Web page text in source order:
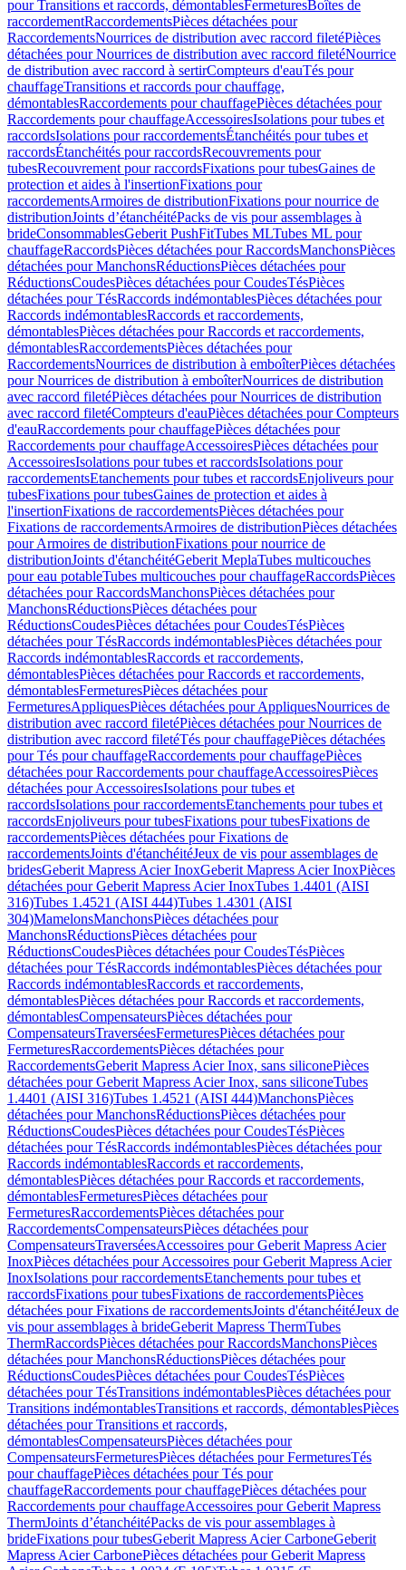
pour Transitions et raccords, démontablesFermeturesBoîtes de
raccordementRaccordementsPièces détachées pour
RaccordementsNourrices de distribution avec raccord filetéPièces
détachées pour Nourrices de distribution avec raccord filetéNourrice
de distribution avec raccord à sertirCompteurs d'eauTés pour
chauffageTransitions et raccords pour chauffage,
démontablesRaccordements pour chauffagePièces détachées pour
Raccordements pour chauffageAccessoiresIsolations pour tubes et
raccordsIsolations pour raccordementsÉtanchéités pour tubes et
raccordsÉtanchéités pour raccordsRecouvrements pour
tubesRecouvrement pour raccordsFixations pour tubesGaines de
protection et aides à l'insertionFixations pour
raccordementsArmoires de distributionFixations pour nourrice de
distributionJoints d’étanchéitéPacks de vis pour assemblages à
brideConsommablesGeberit PushFitTubes MLTubes ML pour
chauffageRaccordsPièces détachées pour RaccordsManchonsPièces
détachées pour ManchonsRéductionsPièces détachées pour
RéductionsCoudesPièces détachées pour CoudesTésPièces
détachées pour TésRaccords indémontablesPièces détachées pour
Raccords indémontablesRaccords et raccordements,
démontablesPièces détachées pour Raccords et raccordements,
démontablesRaccordementsPièces détachées pour
RaccordementsNourrices de distribution à emboîterPièces détachées
pour Nourrices de distribution à emboîterNourrices de distribution
avec raccord filetéPièces détachées pour Nourrices de distribution
avec raccord filetéCompteurs d'eauPièces détachées pour Compteurs
d'eauRaccordements pour chauffagePièces détachées pour
Raccordements pour chauffageAccessoiresPièces détachées pour
AccessoiresIsolations pour tubes et raccordsIsolations pour
raccordementsEtanchements pour tubes et raccordsEnjoliveurs pour
tubesFixations pour tubesGaines de protection et aides à
l'insertionFixations de raccordementsPièces détachées pour
Fixations de raccordementsArmoires de distributionPièces détachées
pour Armoires de distributionFixations pour nourrice de
distributionJoints d'étanchéitéGeberit MeplaTubes multicouches
pour eau potableTubes multicouches pour chauffageRaccordsPièces
détachées pour RaccordsManchonsPièces détachées pour
ManchonsRéductionsPièces détachées pour
RéductionsCoudesPièces détachées pour CoudesTésPièces
détachées pour TésRaccords indémontablesPièces détachées pour
Raccords indémontablesRaccords et raccordements,
démontablesPièces détachées pour Raccords et raccordements,
démontablesFermeturesPièces détachées pour
FermeturesAppliquesPièces détachées pour AppliquesNourrices de
distribution avec raccord filetéPièces détachées pour Nourrices de
distribution avec raccord filetéTés pour chauffagePièces détachées
pour Tés pour chauffageRaccordements pour chauffagePièces
détachées pour Raccordements pour chauffageAccessoiresPièces
détachées pour AccessoiresIsolations pour tubes et
raccordsIsolations pour raccordementsEtanchements pour tubes et
raccordsEnjoliveurs pour tubesFixations pour tubesFixations de
raccordementsPièces détachées pour Fixations de
raccordementsJoints d'étanchéitéJeux de vis pour assemblages de
bridesGeberit Mapress Acier InoxGeberit Mapress Acier InoxPièces
détachées pour Geberit Mapress Acier InoxTubes 1.4401 (AISI
316)Tubes 1.4521 (AISI 444)Tubes 1.4301 (AISI
304)MamelonsManchonsPièces détachées pour
ManchonsRéductionsPièces détachées pour
RéductionsCoudesPièces détachées pour CoudesTésPièces
détachées pour TésRaccords indémontablesPièces détachées pour
Raccords indémontablesRaccords et raccordements,
démontablesPièces détachées pour Raccords et raccordements,
démontablesCompensateursPièces détachées pour
CompensateursTraverséesFermeturesPièces détachées pour
FermeturesRaccordementsPièces détachées pour
RaccordementsGeberit Mapress Acier Inox, sans siliconePièces
détachées pour Geberit Mapress Acier Inox, sans siliconeTubes
1.4401 (AISI 316)Tubes 1.4521 (AISI 444)ManchonsPièces
détachées pour ManchonsRéductionsPièces détachées pour
RéductionsCoudesPièces détachées pour CoudesTésPièces
détachées pour TésRaccords indémontablesPièces détachées pour
Raccords indémontablesRaccords et raccordements,
démontablesPièces détachées pour Raccords et raccordements,
démontablesFermeturesPièces détachées pour
FermeturesRaccordementsPièces détachées pour
RaccordementsCompensateursPièces détachées pour
CompensateursTraverséesAccessoires pour Geberit Mapress Acier
InoxPièces détachées pour Accessoires pour Geberit Mapress Acier
InoxIsolations pour raccordementsEtanchements pour tubes et
raccordsFixations pour tubesFixations de raccordementsPièces
détachées pour Fixations de raccordementsJoints d'étanchéitéJeux de
vis pour assemblages à brideGeberit Mapress ThermTubes
ThermRaccordsPièces détachées pour RaccordsManchonsPièces
détachées pour ManchonsRéductionsPièces détachées pour
RéductionsCoudesPièces détachées pour CoudesTésPièces
détachées pour TésTransitions indémontablesPièces détachées pour
Transitions indémontablesTransitions et raccords, démontablesPièces
détachées pour Transitions et raccords,
démontablesCompensateursPièces détachées pour
CompensateursFermeturesPièces détachées pour FermeturesTés
pour chauffagePièces détachées pour Tés pour
chauffageRaccordements pour chauffagePièces détachées pour
Raccordements pour chauffageAccessoires pour Geberit Mapress
ThermJoints d’étanchéitéPacks de vis pour assemblages à
brideFixations pour tubesGeberit Mapress Acier CarboneGeberit
Mapress Acier CarbonePièces détachées pour Geberit Mapress